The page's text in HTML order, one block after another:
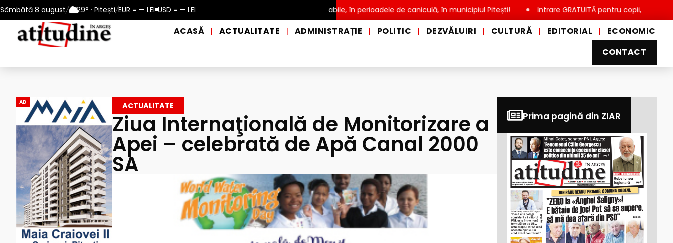
Sâmbătă 8 august/ 29° · Pitești/EUR = — LEI USD = — LEI
– 13 august 2026 Reamintire: puncte de prim ajutor și de distribuire a apei potabile, în perioadele de caniculă, în municipiul Pitești! Intrare GRATUITĂ pentru copii, elevi și
ACASĂ | ACTUALITATE | ADMINISTRAȚIE | POLITIC | DEZVĂLUIRI | CULTURĂ | EDITORIAL |
ECONOMIC
CONTACT
AD ACTUALITATE
Ziua Internaţională de Monitorizare a
Apei – celebrată de Apă Canal 2000
SA
Prima pagină din ZIAR